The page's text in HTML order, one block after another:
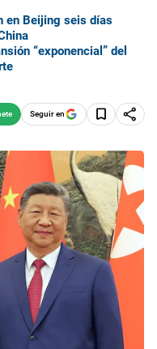
en Beijing seis días
“exponencial” del
Seguir en